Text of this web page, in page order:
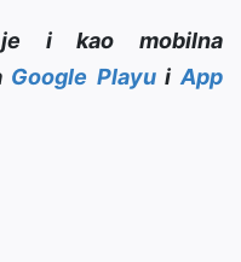
je i kao mobilna
Google PlayuiApp